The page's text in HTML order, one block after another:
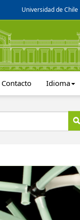
Universidad de Chile
Contacto Idioma